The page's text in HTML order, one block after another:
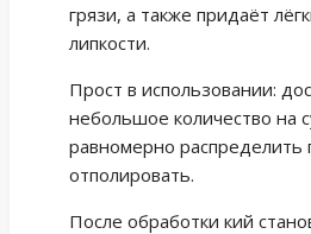
грязи, а также придаёт
липкости.
Прост в использовании:
небольшое количество на
равномерно распределить
отполировать.
После обработки кий